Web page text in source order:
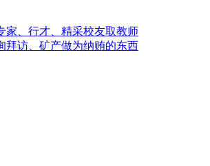
家、行才、精采校友取教师
拜访、矿产做为纳贿的东西